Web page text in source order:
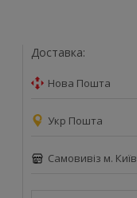
Доставка:
Нова Пошта
Укр Пошта
Самовивіз м. Київ